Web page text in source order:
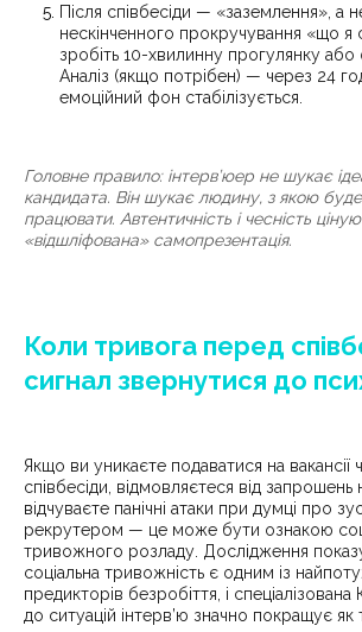
Після співбесіди — «заземлення», а
нескінченного прокручування «що я
зробіть 10-хвилинну прогулянку або
Аналіз (якщо потрібен) — через 24
емоційний фон стабілізується.
Головне правило: інтерв’юер не шукає
кандидата. Він шукає людину, з якою
працювати. Автентичність і чесність
«відшліфована» самопрезентація.
Коли тривога перед
сигнал звернутися до
Якщо ви уникаєте подаватися на вакансії
співбесіди, відмовляєтеся від запрошень
відчуваєте панічні атаки при думці про
рекрутером — це може бути ознакою
тривожного розладу. Дослідження
соціальна тривожність є одним із
предикторів безробіття, і
до ситуацій інтерв’ю значно покращує як